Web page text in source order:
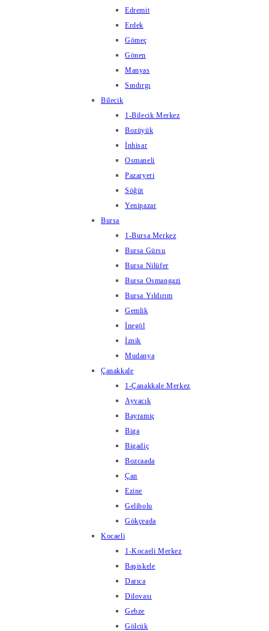
Edremit
Erdek
Gömeç
Gönen
Manyas
Sındırgı
Bilecik
1-Bilecik Merkez
Bozüyük
İnhisar
Osmaneli
Pazaryeri
Söğüt
Yenipazar
Bursa
1-Bursa Merkez
Bursa Gürsu
Bursa Nilüfer
Bursa Osmangazi
Bursa Yıldırım
Gemlik
İnegöl
İznik
Mudanya
Çanakkale
1-Çanakkale Merkez
Ayvacık
Bayramiç
Biga
Bigadiç
Bozcaada
Çan
Ezine
Gelibolu
Gökçeada
Kocaeli
1-Kocaeli Merkez
Başiskele
Darıca
Dilovası
Gebze
Gölcük